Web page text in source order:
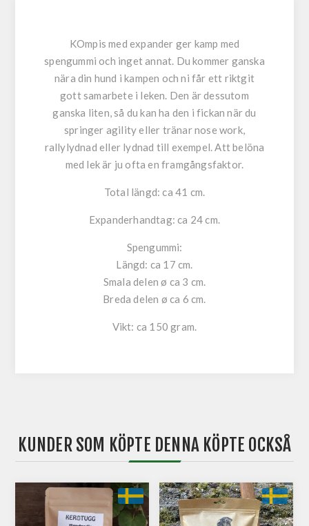
KOmpis med expander ger kamp med
spengummi och inget annat. Du kommer ganska
nära din hund i kampen och ni får ett riktgit
gott samarbete i leken. Den är dessutom
ganska liten, så du kan ha den i fickan när du
springer agility eller tränar nose work,
rallylydnad eller lydnad till exempel. Att belöna
med lek är ju ofta en framgångsfaktor.
Total längd: ca 41 cm.
Expanderhandtag: ca 24 cm.
Spengummi:
Längd: ca 17 cm.
Smala delen ø ca 3 cm.
Breda delen ø ca 6 cm.
Vikt: ca 150 gram.
KUNDER SOM KÖPTE DENNA KÖPTE OCKSÅ